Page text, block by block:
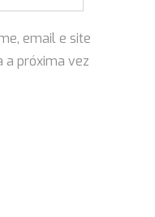
email e site
a próxima vez